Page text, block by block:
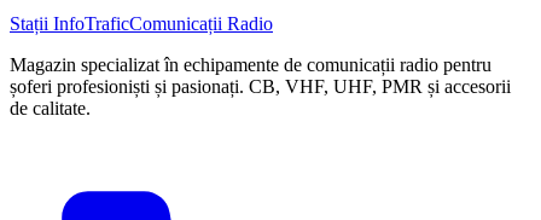
Stații InfoTraficComunicații Radio
Magazin specializat în echipamente de comunicații radio pentru
șoferi profesioniști și pasionați. CB, VHF, UHF, PMR și accesorii
de calitate.